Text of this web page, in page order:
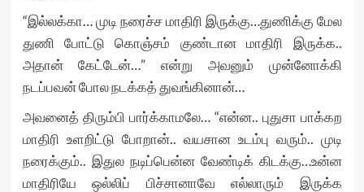
“இல்லக்கா… முடி நரைச்ச மாதிரி இருக்கு…துணிக்கு மேல
துணி போட்டு கொஞ்சம் குண்டான மாதிரி இருக்க..
அதான் கேட்டேன்…” என்று அவனும் முன்னோக்கி
நடப்பவன் போல நடக்கத் துவங்கினான்…
அவனைத் திரும்பி பார்க்காமலே… “என்ன.. புதுசா பாக்கற
மாதிரி உளறிட்டு போறான்.. வயசான உடம்பு வரும்.. முடி
நரைக்கும்.. இதுல நடிப்பென்ன வேண்டிக் கிடக்கு…உன்ன
மாதிரியே ஒல்லிப் பிச்சானாவே எல்லாரும் இருக்க